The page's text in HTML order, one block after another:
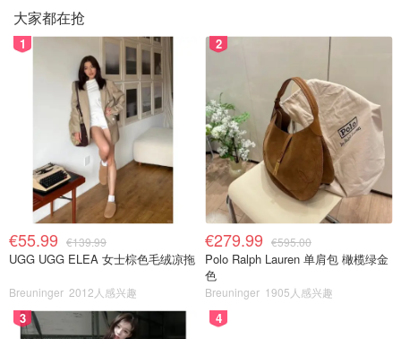
大家都在抢
1
€55.99 €139.99
UGG UGG ELEA 女士棕色毛绒凉拖
Breuninger 2012人感兴趣
2
€279.99 €595.00
Polo Ralph Lauren 单肩包 橄榄绿金
色
Breuninger 1905人感兴趣
3 4